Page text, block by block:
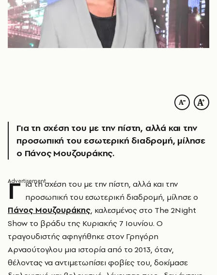
Για τη σχέση του με την πίστη, αλλά και την
προσωπική του εσωτερική διαδρομή, μίλησε
ο Πάνος Μουζουράκης.
Γ ια τη σχέση του με την πίστη, αλλά και την
προσωπική του εσωτερική διαδρομή, μίλησε ο
Πάνος Μουζουράκης, καλεσμένος στο The 2Night
Show το βράδυ της Κυριακής 7 Ιουνίου. Ο
τραγουδιστής αφηγήθηκε στον Γρηγόρη
Αρναούτογλου μια ιστορία από το 2013, όταν,
θέλοντας να αντιμετωπίσει φοβίες του, δοκίμασε